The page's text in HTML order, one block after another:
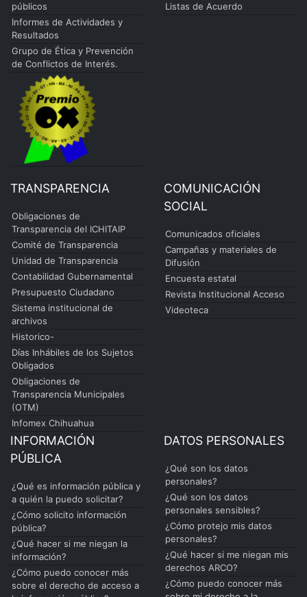
públicos
Informes de Actividades y
Resultados
Grupo de Ética y Prevención
de Conflictos de Interés.
Listas de Acuerdo
TRANSPARENCIA
Obligaciones de
Transparencia del ICHITAIP
Comité de Transparencia
Unidad de Transparencia
Contabilidad Gubernamental
Presupuesto Ciudadano
Sistema institucional de
archivos
Historico-
Días Inhábiles de los Sujetos
Obligados
Obligaciones de
Transparencia Municipales
(OTM)
Infomex Chihuahua
COMUNICACIÓN
SOCIAL
Comunicados oficiales
Campañas y materiales de
Difusión
Encuesta estatal
Revista Institucional Acceso
Videoteca
INFORMACIÓN
PÚBLICA
¿Qué es información pública y
a quién la puedo solicitar?
¿Cómo solicito información
pública?
¿Qué hacer si me niegan la
información?
¿Cómo puedo conocer más
sobre el derecho de acceso a
DATOS PERSONALES
¿Qué son los datos
personales?
¿Qué son los datos
personales sensibles?
¿Cómo protejo mis datos
personales?
¿Qué hacer si me niegan mis
derechos ARCO?
¿Cómo puedo conocer más